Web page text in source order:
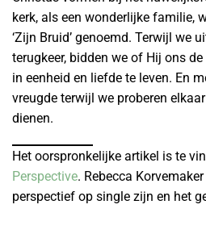
kerk, als een wonderlijke familie,
‘Zijn Bruid’ genoemd. Terwijl we
terugkeer, bidden we of Hij ons
in eenheid en liefde te leven. En
vreugde terwijl we proberen
dienen.
Het oorspronkelijke artikel is te
Perspective. Rebecca
perspectief op single zijn en het